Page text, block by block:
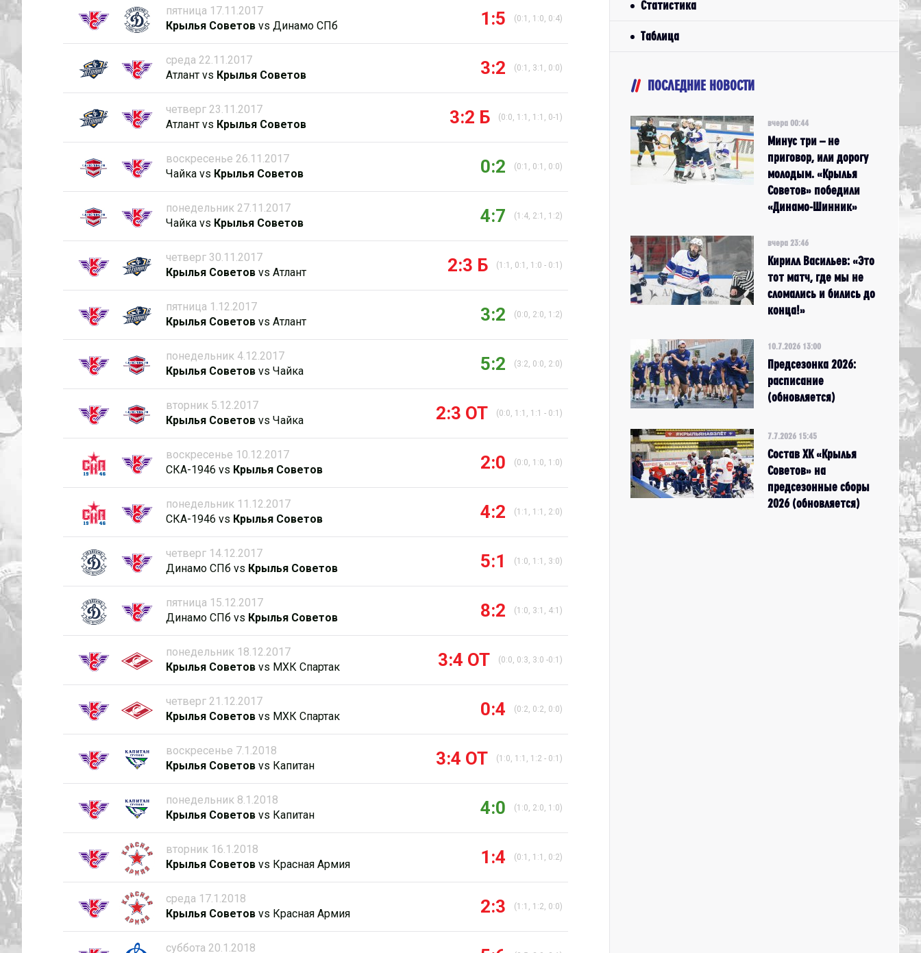
пятница 17.11.2017
Крылья Советов vs Динамо СПб 1:5 (0:1, 1:0, 0:4)
среда 22.11.2017
Атлант vs Крылья Советов 3:2 (0:1, 3:1, 0:0)
четверг 23.11.2017
Атлант vs Крылья Советов 3:2 Б (0:0, 1:1, 1:1, 0-1)
воскресенье 26.11.2017
Чайка vs Крылья Советов 0:2 (0:1, 0:1, 0:0)
понедельник 27.11.2017
Чайка vs Крылья Советов 4:7 (1:4, 2:1, 1:2)
четверг 30.11.2017
Крылья Советов vs Атлант 2:3 Б (1:1, 0:1, 1:0 - 0:1)
пятница 1.12.2017
Крылья Советов vs Атлант 3:2 (0:0, 2:0, 1:2)
понедельник 4.12.2017
Крылья Советов vs Чайка 5:2 (3:2, 0:0, 2:0)
вторник 5.12.2017
Крылья Советов vs Чайка 2:3 ОТ (0:0, 1:1, 1:1 - 0:1)
воскресенье 10.12.2017
СКА-1946 vs Крылья Советов 2:0 (0:0, 1:0, 1:0)
понедельник 11.12.2017
СКА-1946 vs Крылья Советов 4:2 (1:1, 1:1, 2:0)
четверг 14.12.2017
Динамо СПб vs Крылья Советов 5:1 (1:0, 1:1, 3:0)
пятница 15.12.2017
Динамо СПб vs Крылья Советов 8:2 (1:0, 3:1, 4:1)
понедельник 18.12.2017
Крылья Советов vs МХК Спартак 3:4 ОТ (0:0, 0:3, 3:0 -0:1)
четверг 21.12.2017
Крылья Советов vs МХК Спартак 0:4 (0:2, 0:2, 0:0)
воскресенье 7.1.2018
Крылья Советов vs Капитан 3:4 ОТ (1:0, 1:1, 1:2 - 0:1)
понедельник 8.1.2018
Крылья Советов vs Капитан 4:0 (1:0, 2:0, 1:0)
вторник 16.1.2018
Крылья Советов vs Красная Армия 1:4 (0:1, 1:1, 0:2)
среда 17.1.2018
Крылья Советов vs Красная Армия 2:3 (1:1, 1:2, 0:0)
суббота 20.1.2018
Статистика
Таблица
ПОСЛЕДНИЕ НОВОСТИ
вчера 00:44
Минус три – не
приговор, или дорогу
молодым. «Крылья
Советов» победили
«Динамо-Шинник»
вчера 23:46
Кирилл Васильев: «Это
тот матч, где мы не
сломались и бились до
конца!»
10.7.2026 13:00
Предсезонка 2026:
расписание
(обновляется)
7.7.2026 15:45
Состав ХК «Крылья
Советов» на
предсезонные сборы
2026 (обновляется)